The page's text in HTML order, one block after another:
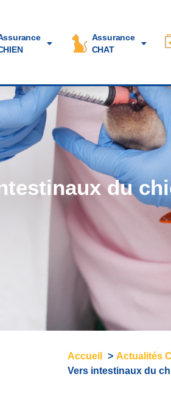
Assurance
CHAT
du
Accueil Actualités
Vers intestinaux du